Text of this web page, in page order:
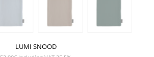
LUMI SNOOD